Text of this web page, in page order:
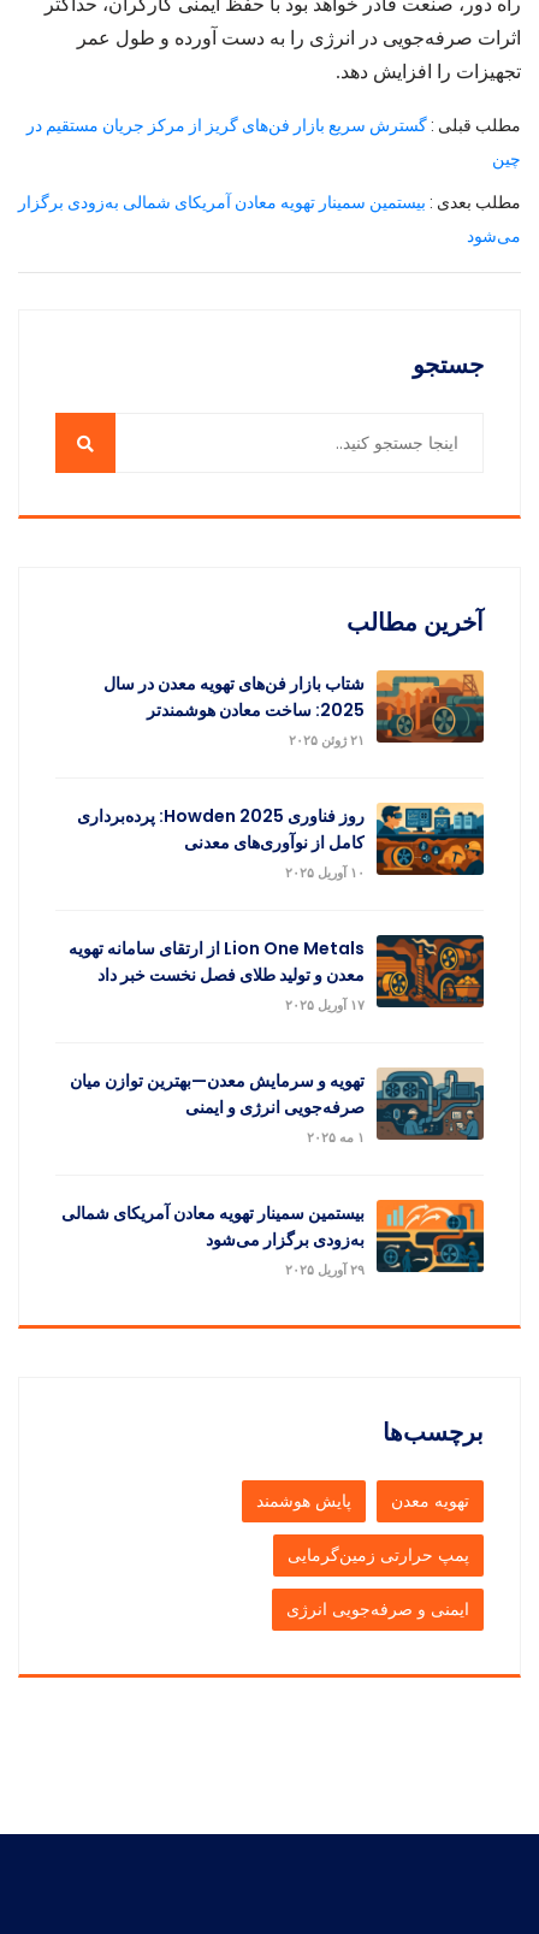
جستجو
آخرین مطالب
شتاب بازار فن‌های تهویه معدن در سال
2025: ساخت معادن هوشمندتر
۲۱ ژوئن ۲۰۲۵
روز فناوری Howden 2025: پرده‌برداری
کامل از نوآوری‌های معدنی
۱۰ آوریل ۲۰۲۵
Lion One Metals از ارتقای سامانه تهویه
معدن و تولید طلای فصل نخست خبر داد
۱۷ آوریل ۲۰۲۵
تهویه و سرمایش معدن—بهترین توازن میان
صرفه‌جویی انرژی و ایمنی
۱ مه ۲۰۲۵
بیستمین سمینار تهویه معادن آمریکای شمالی
به‌زودی برگزار می‌شود
۲۹ آوریل ۲۰۲۵
برچسب‌ها
تهویه معدن پایش هوشمند
پمپ حرارتی زمین‌گرمایی
ایمنی و صرفه‌جویی انرژی
راه دور، صنعت قادر خواهد بود با حفظ ایمنی کارگران، حداکثر
اثرات صرفه‌جویی در انرژی را به دست آورده و طول عمر
تجهیزات را افزایش دهد.
مطلب قبلی :گسترش سریع بازار فن‌های گریز از مرکز جریان مستقیم در
چین
مطلب بعدی : بیستمین سمینار تهویه معادن آمریکای شمالی به‌زودی برگزار
می‌شود